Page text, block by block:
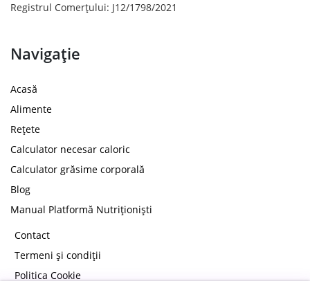
Registrul Comerțului: J12/1798/2021
Navigație
Acasă
Alimente
Rețete
Calculator necesar caloric
Calculator grăsime corporală
Blog
Manual Platformă Nutriționiști
Contact
Termeni și condiții
Politica Cookie